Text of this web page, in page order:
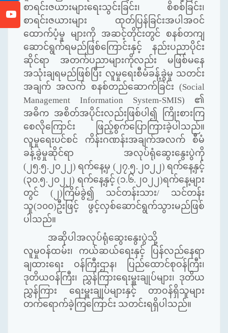
စာရင်းဇယားများရေးသွင်းခြင်း၊ စိစစ်ခြင်း၊
စာရင်းဇယားများ ထုတ်ပြန်ခြင်းအပါအဝင်
ထောက်ပံ့မှု များကို အဆင့်တိုင်းတွင် စနစ်တကျ
ဆောင်ရွက်ရမည်ဖြစ်ကြောင်းနှင့် နည်းပညာပိုင်း
ဆိုင်ရာ အတက်ပညာများကိုလည်း မဖြစ်မနေ
အသုံးချရမည်ဖြစ်ပြီး လူမှုရေးစီမံခန့်ခွဲမှု သတင်း
အချက် အလက် စနစ်တည်ဆောက်ခြင်း (Social
Management Information System-SMIS) ၏
အဓိက အစိတ်အပိုင်းလည်းဖြစ်ပါ၍ ကြိုးစားကြ
စေလိုကြောင်း ဖြည့်စွက်ပြောကြားခဲ့ပါသည်။
လူမှုရေးပင်စင် ကိန်းဂဏန်းအချက်အလက် စီမံ
ခန့်ခွဲမှုဆိုင်ရာ အလုပ်ရုံဆွေးနွေးပွဲကို
(၂၅.၅.၂၀၂၂) ရက်နေ့မှ (၂၇.၅.၂၀၂၂) ရက်နေ့နှင့်
(၃၀.၅.၂၀၂၂) ရက်နေ့နှင့် (၁.၆.၂၀၂၂)ရက်နေ့များ
တွင် (၂)ကြိမ်ခွဲ၍ သင်တန်းသား/ သင်တန်း
သူ(၁၀၀)ဦးဖြင့် ဖွင့်လှစ်ဆောင်ရွက်သွားမည်ဖြစ်
ပါသည်။
အဆိုပါအလုပ်ရုံဆွေးနွေးပွဲသို့
လူမှုဝန်ထမ်း၊ ကယ်ဆယ်ရေးနှင့် ပြန်လည်နေရာ
ချထားရေး ဝန်ကြီးဌာန၊ ပြည်ထောင်စုဝန်ကြီး၊
ဒုတိယဝန်ကြီး၊ ညွှန်ကြားရေးမှူးချုပ်များ၊ ဒုတိယ
ညွှန်ကြား ရေးမှူးချုပ်များနှင့် တာဝန်ရှိသူများ
တက်ရောက်ခဲ့ကြကြောင်း သတင်းရရှိပါသည်။